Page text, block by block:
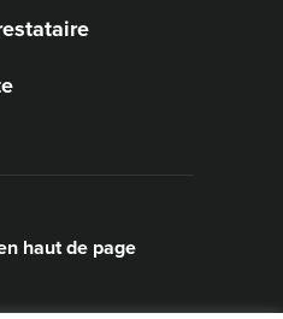
haut de page